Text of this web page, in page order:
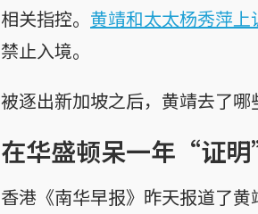
相关指控。 黄靖和太太杨秀萍上
禁止入境。
被逐出新加坡之后，黄靖去了哪
在华盛顿呆一年“证
香港《南华早报》昨天报道了